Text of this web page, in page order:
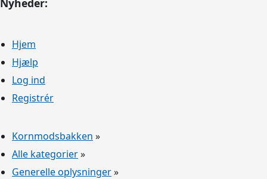
Nyheder:
Hjem
Hjælp
Log ind
Registrér
Kornmodsbakken »
Alle kategorier»
Generelle oplysninger»